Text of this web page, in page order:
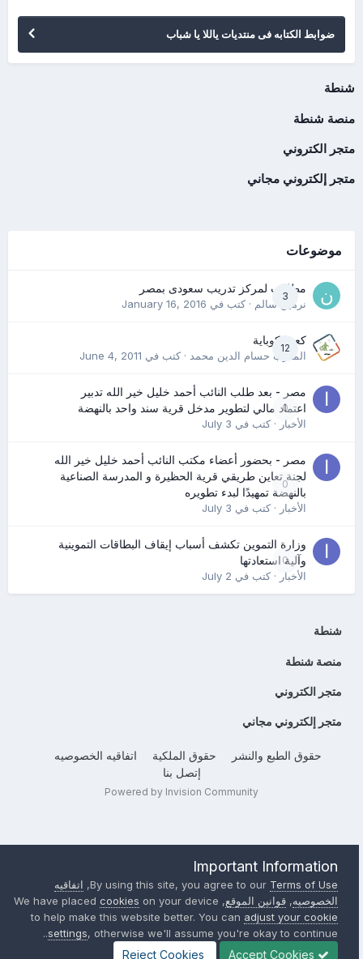
ضوابط الكتابه فى منتديات ياللا يا شباب
شنطة
منصة شنطة
متجر الكتروني
متجر إلكتروني مجاني
موضوعات
3
مطلوب لمركز تدريب سعودى بمصر
نرمين سالم· كتب في January 16, 2016
12
كعب كوباية
المدرب حسام الدين محمد· كتب في June 4, 2011
0
مصر - بعد طلب النائب أحمد خليل خير الله تدبير
اعتماد مالي لتطوير مدخل قرية سند واحد بالنهضة
الأخبار· كتب في July 3
0
مصر - بحضور أعضاء مكتب النائب أحمد خليل خير الله
لجنة تعاين طريقي قرية الحظيرة و المدرسة الصناعية
بالنهضة تمهيدًا لبدء تطويره
الأخبار· كتب في July 3
0
وزارة التموين تكشف أسباب إيقاف البطاقات التموينية
وآلية استعادتها
الأخبار· كتب في July 2
شنطة
منصة شنطة
متجر الكتروني
متجر إلكتروني مجاني
حقوق الطبع والنشر حقوق الملكية
اتفاقيه الخصوصيه
إتصل بنا
Powered by Invision Community
Important Information
By using this site, you agree to ourTerms of Use
, اتفاقيه
الخصوصيه, قوانين الموقع, We have placed
cookies on your device
to help make this website better. You canadjust your cookie
settings , otherwise we'll assume you're okay to continue..
Accept Cookies